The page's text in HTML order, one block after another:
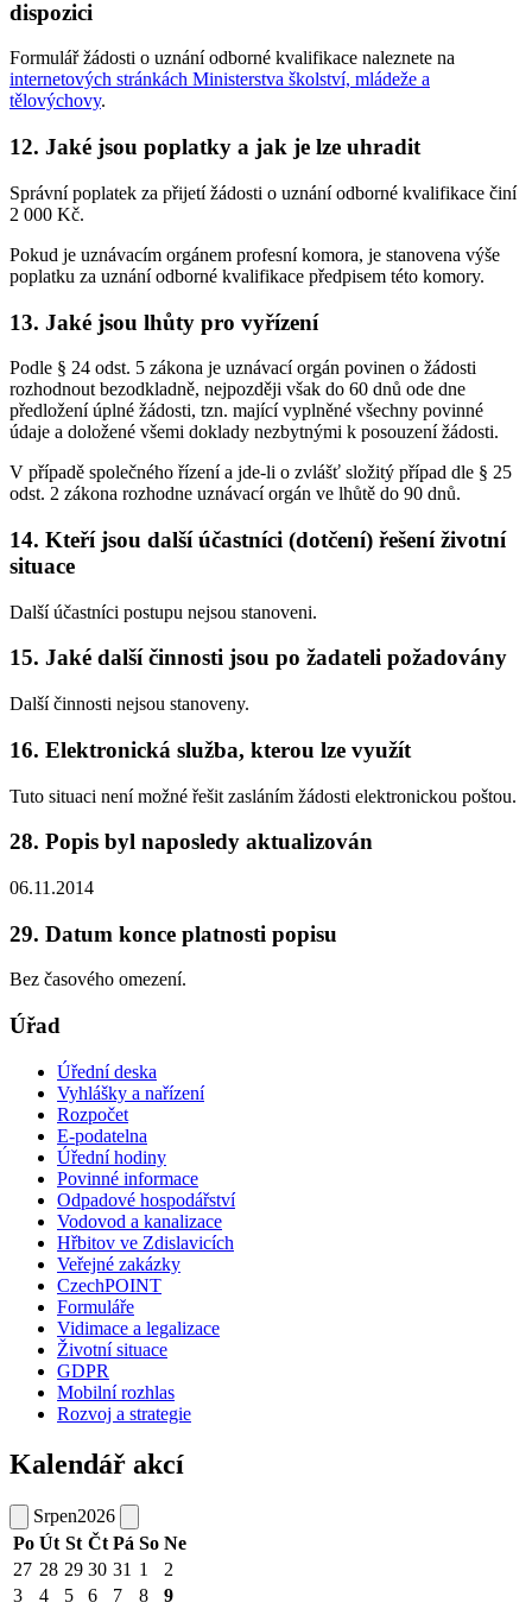
dispozici
Formulář žádosti o uznání odborné kvalifikace naleznete na
internetových stránkách Ministerstva školství, mládeže a
tělovýchovy.
12. Jaké jsou poplatky a jak je lze uhradit
Správní poplatek za přijetí žádosti o uznání odborné kvalifikace činí
2 000 Kč.
Pokud je uznávacím orgánem profesní komora, je stanovena výše
poplatku za uznání odborné kvalifikace předpisem této komory.
13. Jaké jsou lhůty pro vyřízení
Podle § 24 odst. 5 zákona je uznávací orgán povinen o žádosti
rozhodnout bezodkladně, nejpozději však do 60 dnů ode dne
předložení úplné žádosti, tzn. mající vyplněné všechny povinné
údaje a doložené všemi doklady nezbytnými k posouzení žádosti.
V případě společného řízení a jde-li o zvlášť složitý případ dle § 25
odst. 2 zákona rozhodne uznávací orgán ve lhůtě do 90 dnů.
14. Kteří jsou další účastníci (dotčení) řešení životní
situace
Další účastníci postupu nejsou stanoveni.
15. Jaké další činnosti jsou po žadateli požadovány
Další činnosti nejsou stanoveny.
16. Elektronická služba, kterou lze využít
Tuto situaci není možné řešit zasláním žádosti elektronickou poštou.
28. Popis byl naposledy aktualizován
06.11.2014
29. Datum konce platnosti popisu
Bez časového omezení.
Úřad
Úřední deska
Vyhlášky a nařízení
Rozpočet
E-podatelna
Úřední hodiny
Povinné informace
Odpadové hospodářství
Vodovod a kanalizace
Hřbitov ve Zdislavicích
Veřejné zakázky
CzechPOINT
Formuláře
Vidimace a legalizace
Životní situace
GDPR
Mobilní rozhlas
Rozvoj a strategie
Kalendář akcí
Srpen2026
Po Út St Čt Pá So Ne
27 28 29 30 31 1
2
3
4 5 6 7 8
9